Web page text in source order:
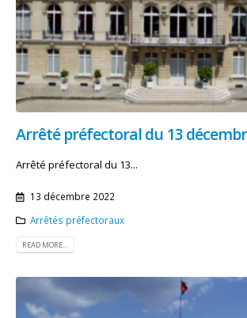
Arrêté préfectoral du 13
Arrêté préfectoral du 13...
13 décembre 2022
Arrêtés préfectoraux
READ MORE...